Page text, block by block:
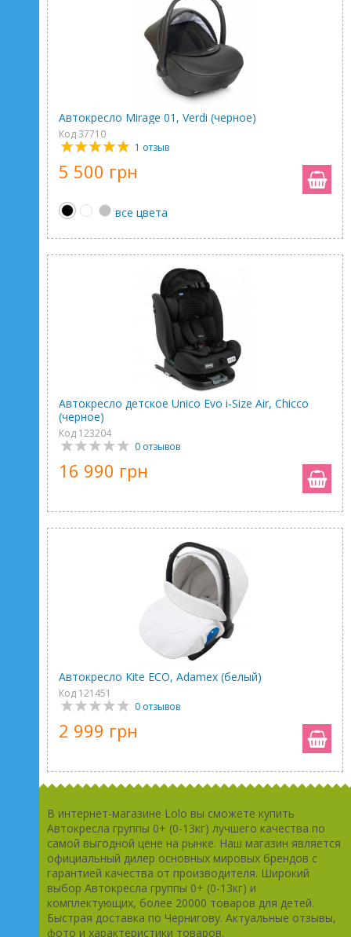
Автокресло Mirage 01, Verdi (черное)
Код 37710
1 отзыв
5 500 грн
все цвета
Автокресло детское Unico Evo i-Size Air, Chicco
(черное)
Код 123204
0 отзывов
16 990 грн
Автокресло Kite ECO, Adamex (белый)
Код 121451
0 отзывов
2 999 грн
В интернет-магазине Lolo вы сможете купить
Автокресла группы 0+ (0-13кг) лучшего качества по
самой выгодной цене на рынке. Наш магазин является
официальный дилер основных мировых брендов с
гарантией качества от производителя. Широкий
выбор Автокресла группы 0+ (0-13кг) и
комплектующих, более 20000 товаров для детей.
Быстрая доставка по Чернигову. Актуальные отзывы,
фото и характеристики товаров.